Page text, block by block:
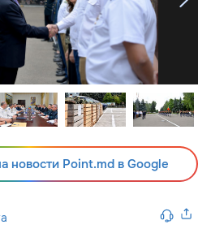
новости Point.md в Google